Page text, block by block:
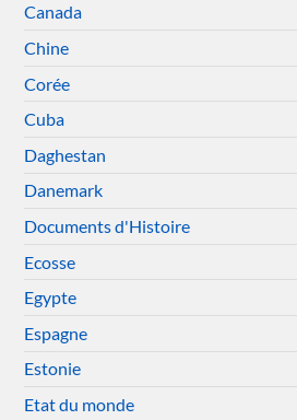
Canada
Chine
Corée
Cuba
Daghestan
Danemark
Documents d'Histoire
Ecosse
Egypte
Espagne
Estonie
Etat du monde